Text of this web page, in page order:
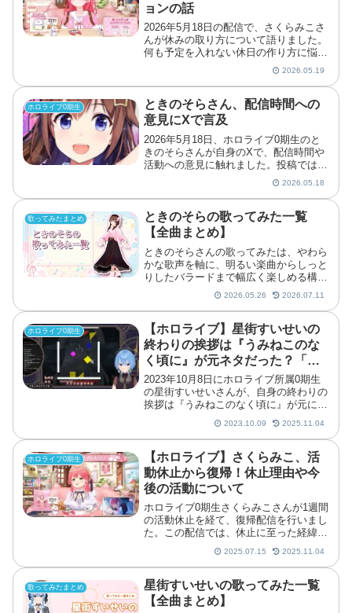
ョンの話
2026年5月18日の配信で、さくらみこさ
んが休みの取り方について語りました。
何も予定を入れない休日の作り方に悩む
流れから、サイン書きの進捗をめぐる
「サインミッション」の話にも広がって
います。さくらみこさんが語った「何も
ない休日」の難しささ...
2026.05.19
ホロライブ0期生
ときのそらさん、配信時間への
意見にXで言及
2026年5月18日、ホロライブ0期生のと
きのそらさんが自身のXで、配信時間や
活動への意見に触れました。投稿では、
ゴールデンタイムに配信を行わないこと
や悔しい気持ちを表すことへの声を受け
止めつつ、今後の展開を待ってほしいと
いう考えを伝えてい...
2026.05.18
歌ってみたまとめ
ときのそらの歌ってみた一覧
【全曲まとめ】
ときのそらさんの歌ってみたは、やわら
かな歌声を軸に、明るい楽曲からしっと
りしたバラードまで幅広く楽しめる構成
2026.05.26 2026.07.11
ホロライブ0期生
【ホロライブ】星街すいせいの
終わりの挨拶は『うみねこのな
く頃に』が元ネタだった？「そ
うだったの！？」「初耳」「知
らなかった」などの声
2023年10月8日にホロライブ所属0期生
の星街すいせいさんが、自身の終わりの
挨拶は『うみねこのなく頃に』が元にな
っていることを明かしました。
2023.10.09 2025.11.04
ホロライブ0期生
【ホロライブ】さくらみこ、活
動休止から復帰！休止理由や今
後の活動について
ホロライブ0期生さくらみこさんが1週間
の活動休止を経て、復帰配信を行いまし
た。この配信では、休止に至った経緯や
休養中の過ごし方、そして今後の活動へ
の意気込みなどを話しています。
2025.07.15 2025.11.04
歌ってみたまとめ
星街すいせいの歌ってみた一覧
【全曲まとめ】